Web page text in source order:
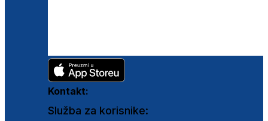
Kontakt:
Služba za korisnike: